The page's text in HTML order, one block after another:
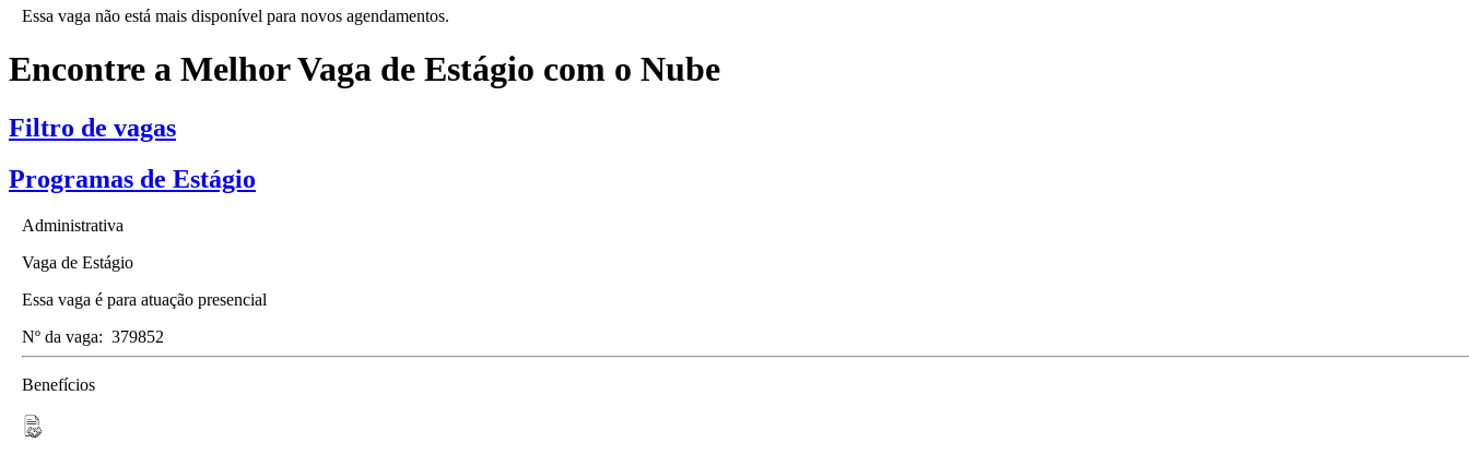
Essa vaga não está mais disponível para novos agendamentos.
Encontre a Melhor Vaga de Estágio com o Nube
Filtro de vagas
Programas de Estágio
Administrativa
Vaga de Estágio
Essa vaga é para atuação presencial
Nº da vaga: 379852
Benefícios